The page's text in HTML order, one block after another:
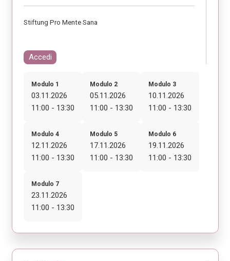
Stiftung Pro Mente Sana
Accedi
Modulo 1
03.11.2026
11:00 - 13:30
Modulo 2
05.11.2026
11:00 - 13:30
Modulo 3
10.11.2026
11:00 - 13:30
Modulo 4
12.11.2026
11:00 - 13:30
Modulo 5
17.11.2026
11:00 - 13:30
Modulo 6
19.11.2026
11:00 - 13:30
Modulo 7
23.11.2026
11:00 - 13:30